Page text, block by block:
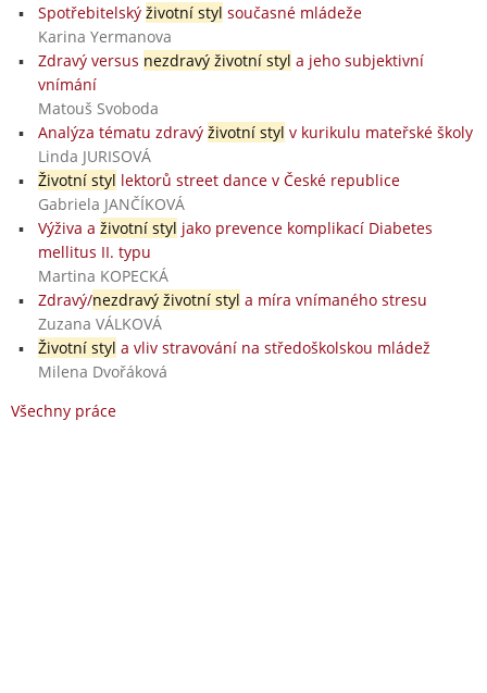
Spotřebitelský životní styl současné mládeže
Karina Yermanova
Zdravý versus nezdravý životní styl a jeho subjektivní
vnímání
Matouš Svoboda
Analýza tématu zdravý životní styl v kurikulu mateřské školy
Linda JURISOVÁ
Životní styl lektorů street dance v České republice
Gabriela JANČÍKOVÁ
Výživa a životní styl jako prevence komplikací Diabetes
mellitus II. typu
Martina KOPECKÁ
Zdravý/nezdravý životní styl a míra vnímaného stresu
Zuzana VÁLKOVÁ
Životní styl a vliv stravování na středoškolskou mládež
Milena Dvořáková
Všechny práce